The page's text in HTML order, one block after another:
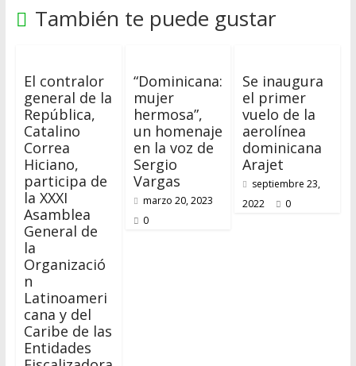
También te puede gustar
El contralor
general de la
República,
Catalino
Correa
Hiciano,
participa de
la XXXI
Asamblea
General de
la
Organizació
n
Latinoameri
cana y del
Caribe de las
Entidades
“Dominicana:
mujer
hermosa”,
un homenaje
en la voz de
Sergio
Vargas
marzo 20, 2023
0
Se inaugura
el primer
vuelo de la
aerolínea
dominicana
Arajet
septiembre 23,
2022
0